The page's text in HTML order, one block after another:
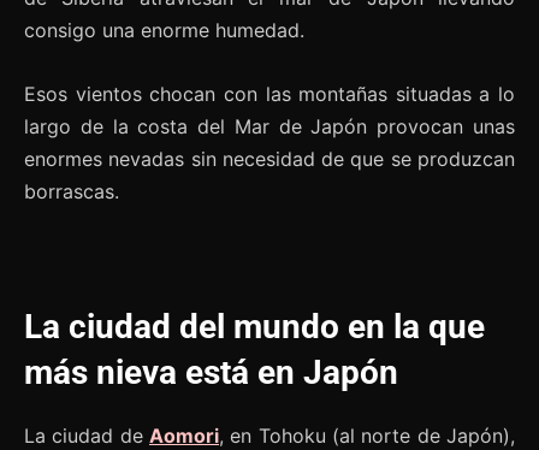
consigo una enorme humedad.
Esos vientos chocan con las montañas situadas a lo
largo de la costa del Mar de Japón provocan unas
enormes nevadas sin necesidad de que se produzcan
borrascas.
La ciudad del mundo en la que
más nieva está en Japón
La ciudad de Aomori, en Tohoku (al norte de Japón),